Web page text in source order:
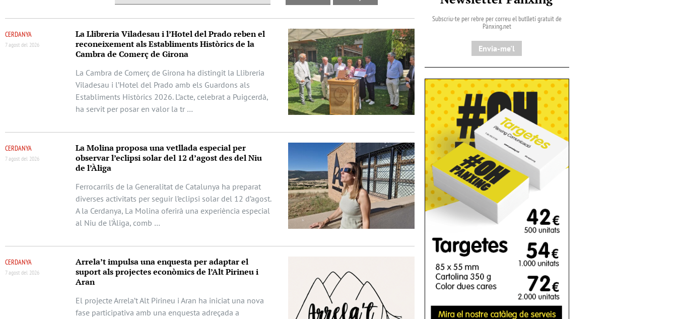
CERDANYA
7 agost del 2026
La Llibreria Viladesau i l’Hotel del Prado reben el
reconeixement als Establiments Històrics de la
Cambra de Comerç de Girona
La Cambra de Comerç de Girona ha distingit la Llibreria
Viladesau i l’Hotel del Prado amb els Guardons als
Establiments Històrics 2026. L’acte, celebrat a Puigcerdà,
ha servit per posar en valor la tr …
CERDANYA
7 agost del 2026
La Molina proposa una vetllada especial per
observar l’eclipsi solar del 12 d’agost des del Niu
de l’Àliga
Ferrocarrils de la Generalitat de Catalunya ha preparat
diverses activitats per seguir l’eclipsi solar del 12 d’agost.
A la Cerdanya, La Molina oferirà una experiència especial
al Niu de l’Àliga, comb …
CERDANYA
7 agost del 2026
Arrela’t impulsa una enquesta per adaptar el
suport als projectes econòmics de l’Alt Pirineu i
Aran
El projecte Arrela’t Alt Pirineu i Aran ha iniciat una nova
fase participativa amb una enquesta adreçada a
Subscriu-te per rebre per correu el butlletí gratuït de
Pànxing.net​
Envia-me'l